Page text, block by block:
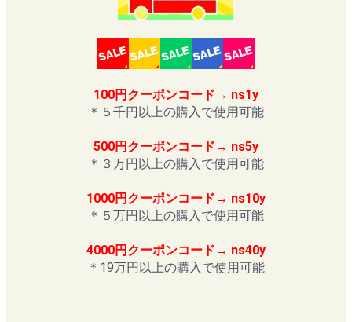
100円クーポンコード→ ns1y
＊５千円以上の購入で使用可能
500円クーポンコード→ ns5y
＊３万円以上の購入で使用可能
1000円クーポンコード→ ns10y
＊５万円以上の購入で使用可能
4000円クーポンコード→ ns40y
＊19万円以上の購入で使用可能